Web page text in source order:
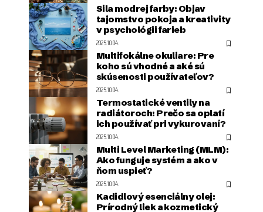
Sila modrej farby: Objav
tajomstvo pokoja a kreativity
v psychológii farieb
2025.10.04.
Multifokálne okuliare: Pre
koho sú vhodné a aké sú
skúsenosti používateľov?
2025.10.04.
Termostatické ventily na
radiátoroch: Prečo sa oplatí
ich používať pri vykurovaní?
2025.10.04.
Multi Level Marketing (MLM):
Ako funguje systém a ako v
ňom uspieť?
2025.10.04.
Kadidlový esenciálny olej:
Prírodný liek a kozmetický